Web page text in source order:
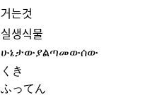
거는것
실생식물
ሁኔታውያልጣመውሰው
くき
ふってん